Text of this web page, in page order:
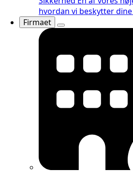
hvordan vi beskytter
Firmaet